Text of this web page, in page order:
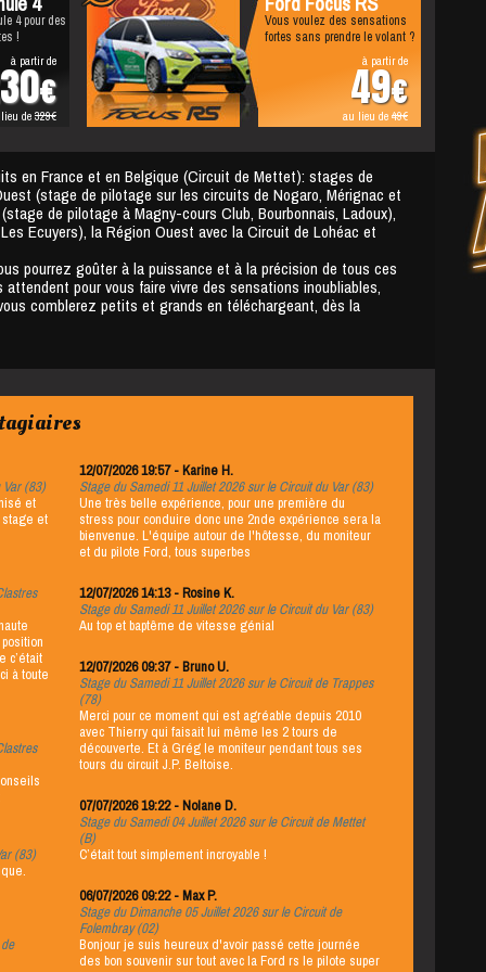
4 pour des
!
à partir de
de329
Vous voulez des sensations
fortes sans prendre le volant ?
à partir de
49
au lieu de49
en France et en Belgique (Circuit de Mettet): stages de
(stage de pilotage sur les circuits de Nogaro, Mérignac et
de pilotage à Magny-cours Club, Bourbonnais, Ladoux),
Ecuyers), la Région Ouest avec la Circuit de Lohéac et
pourrez goûter à la puissance et à la précision de tous ces
pour vous faire vivre des sensations inoubliables,
comblerez petits et grands en téléchargeant, dès la
(83)
et
et
c’était
à toute
(83)
12/07/2026 19:57 - Karine H.
Stage du Samedi 11 Juillet 2026 sur le Circuit du Var (83)
Une très belle expérience, pour une première du
stress pour conduire donc une 2nde expérience sera la
bienvenue. L'équipe autour de l'hôtesse, du moniteur
et du pilote Ford, tous superbes
12/07/2026 14:13 - Rosine K.
Stage du Samedi 11 Juillet 2026 sur le Circuit du Var (83)
Au top et baptême de vitesse génial
12/07/2026 09:37 - Bruno U.
Stage du Samedi 11 Juillet 2026 sur le Circuit de Trappes
(78)
Merci pour ce moment qui est agréable depuis 2010
avec Thierry qui faisait lui même les 2 tours de
découverte. Et à Grég le moniteur pendant tous ses
tours du circuit J.P. Beltoise.
07/07/2026 19:22 - Nolane D.
Stage du Samedi 04 Juillet 2026 sur le Circuit de Mettet
(B)
C’était tout simplement incroyable !
06/07/2026 09:22 - Max P.
Stage du Dimanche 05 Juillet 2026 sur le Circuit de
Folembray (02)
Bonjour je suis heureux d'avoir passé cette journée
des bon souvenir sur tout avec la Ford rs le pilote super